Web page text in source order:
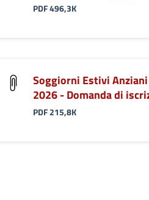
PDF 496,3K
Soggiorni Estivi
2026 - Domanda di
PDF 215,8K